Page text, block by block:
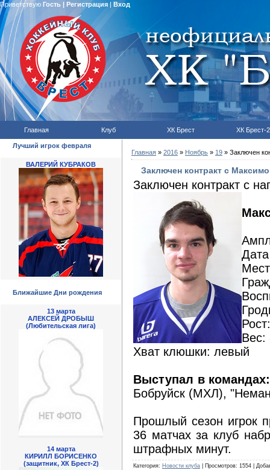
Приветствую Гость | Регистрация| Вход
Главная Клуб ХК Брест ХК Брест-2
Лучший игрок февраля
ВАЛЕРИЙ КУБРАКОВ
Ближайшие Дни рождения
13 марта
АЛЕКСЕЙ ДРОБЫШ
(Любительская лига)
14 марта
КИРИЛЛ БОРИСЕНКО
(защитник, ХК Брест-2)
Главная » 2016 » Ноябрь » 19 » Заключен
Заключен контракт с
Заключен контракт с
Вес:
Хват клюшки: левый
Выступал в
Бобруйск (МХЛ),
Прошлый сезон игрок
36 матчах за клуб
штрафных минут.
Категория: Новости клуба Просмотров: 1554 |